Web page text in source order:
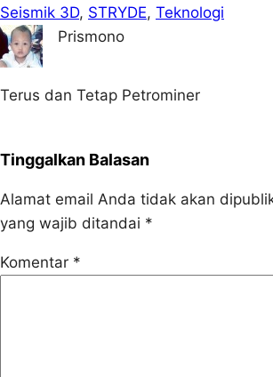
Seismik 3D, STRYDE, Teknologi
Prismono
Terus dan Tetap Petrominer
Tinggalkan Balasan
Alamat email Anda tidak akan
yang wajib ditandai *
Komentar *